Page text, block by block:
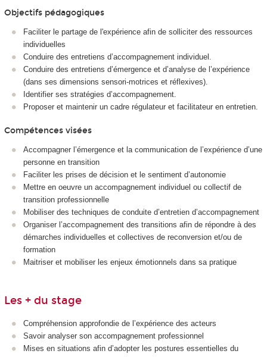
Objectifs pédagogiques
Faciliter le partage de l'expérience afin de solliciter des ressources
individuelles
Conduire des entretiens d’accompagnement individuel.
Conduire des entretiens d’émergence et d’analyse de l’expérience
(dans ses dimensions sensori-motrices et réflexives).
Identifier ses stratégies d’accompagnement.
Proposer et maintenir un cadre régulateur et facilitateur en entretien.
Compétences visées
Accompagner l’émergence et la communication de l’expérience d’une
personne en transition
Faciliter les prises de décision et le sentiment d’autonomie
Mettre en oeuvre un accompagnement individuel ou collectif de
transition professionnelle
Mobiliser des techniques de conduite d’entretien d’accompagnement
Organiser l’accompagnement des transitions afin de répondre à des
démarches individuelles et collectives de reconversion et/ou de
formation
Maitriser et mobiliser les enjeux émotionnels dans sa pratique
Les + du stage
Compréhension approfondie de l’expérience des acteurs
Savoir analyser son accompagnement professionnel
Mises en situations afin d’adopter les postures essentielles du